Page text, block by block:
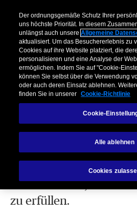
Faire
Ihre Zufriedenheit ist
Lassen Sie sich zeigen,
zu erfüllen.
Der ordnungsgemäße Schutz Ihrer
uns höchste Priorität. In diesem
unlängst auch unsereAllgemeine
aktualisiert. Um das Besuchererlebnis zu
Cookies auf ihre Website platziert, die
personalisieren und eine Analyse der
ermöglichen. Indem Sie auf "Cookie-
können Sie selbst über die Verwendung
oder auch deren Einsatz ablehnen.
finden Sie in unserer Cookie-Richtlinie
Cookie-
Alle ablehnen
Cookies